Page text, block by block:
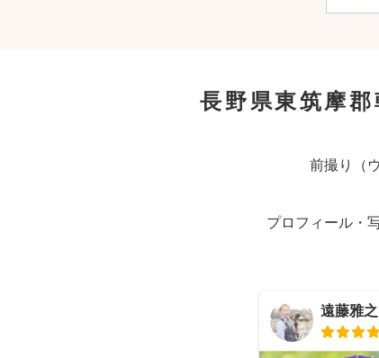
長野県東筑摩
前撮り（
プロフィール・
遠藤雅之